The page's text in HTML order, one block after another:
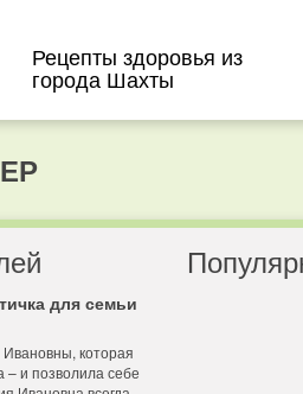
Рецепты здоровья из
города Шахты
для семьи
которая
– и позволила себе